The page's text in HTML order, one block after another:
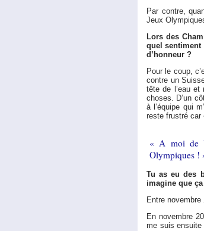
Par contre,
Jeux
Lors des
quel sentiment
d’honneur ?
Pour le coup,
contre un
tête de l’eau et
choses. D’un
à l’équipe qui
reste frustré car
« A moi de
Olympiques !
Tu as eu des
imagine que
Entre
En novembre
me suis ensuite